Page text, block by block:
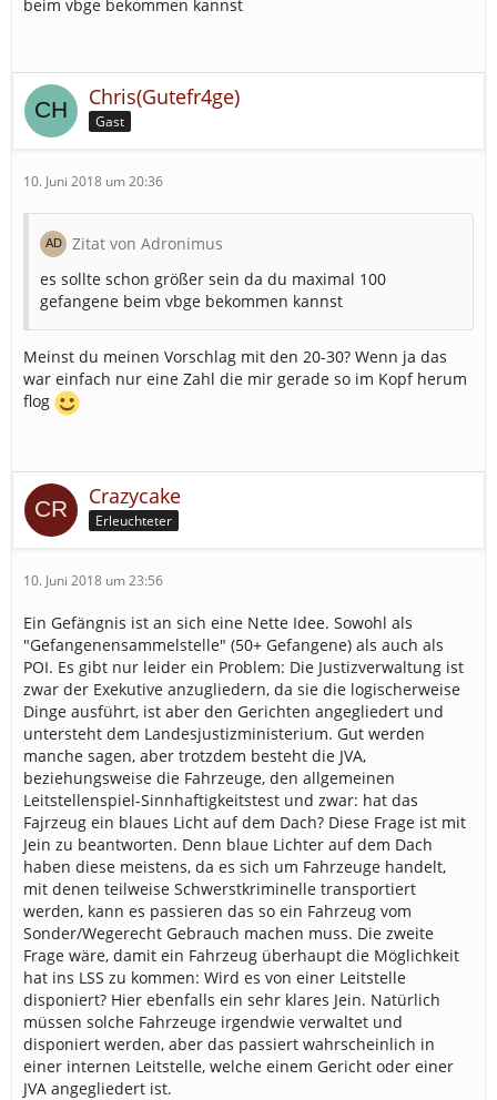
beim vbge bekommen kannst
Chris(Gutefr4ge)
Gast
10. Juni 2018 um 20:36
Zitat von Adronimus
es sollte schon größer sein da du maximal 100
gefangene beim vbge bekommen kannst
Meinst du meinen Vorschlag mit den 20-30? Wenn ja das
war einfach nur eine Zahl die mir gerade so im Kopf herum
flog
Crazycake
Erleuchteter
10. Juni 2018 um 23:56
Ein Gefängnis ist an sich eine Nette Idee. Sowohl als
"Gefangenensammelstelle" (50+ Gefangene) als auch als
POI. Es gibt nur leider ein Problem: Die Justizverwaltung ist
zwar der Exekutive anzugliedern, da sie die logischerweise
Dinge ausführt, ist aber den Gerichten angegliedert und
untersteht dem Landesjustizministerium. Gut werden
manche sagen, aber trotzdem besteht die JVA,
beziehungsweise die Fahrzeuge, den allgemeinen
Leitstellenspiel-Sinnhaftigkeitstest und zwar: hat das
Fajrzeug ein blaues Licht auf dem Dach? Diese Frage ist mit
Jein zu beantworten. Denn blaue Lichter auf dem Dach
haben diese meistens, da es sich um Fahrzeuge handelt,
mit denen teilweise Schwerstkriminelle transportiert
werden, kann es passieren das so ein Fahrzeug vom
Sonder/Wegerecht Gebrauch machen muss. Die zweite
Frage wäre, damit ein Fahrzeug überhaupt die Möglichkeit
hat ins LSS zu kommen: Wird es von einer Leitstelle
disponiert? Hier ebenfalls ein sehr klares Jein. Natürlich
müssen solche Fahrzeuge irgendwie verwaltet und
disponiert werden, aber das passiert wahrscheinlich in
einer internen Leitstelle, welche einem Gericht oder einer
JVA angegliedert ist.